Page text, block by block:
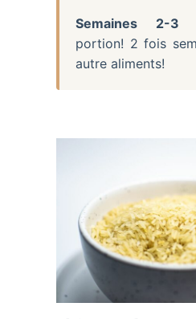
Semaines 2-3
portion! 2 fois
autre aliments!